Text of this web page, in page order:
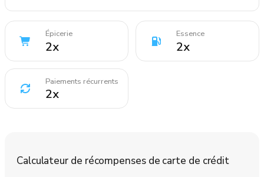
Épicerie
2x
Essence
2x
Paiements récurrents
2x
Calculateur de récompenses de carte de crédit